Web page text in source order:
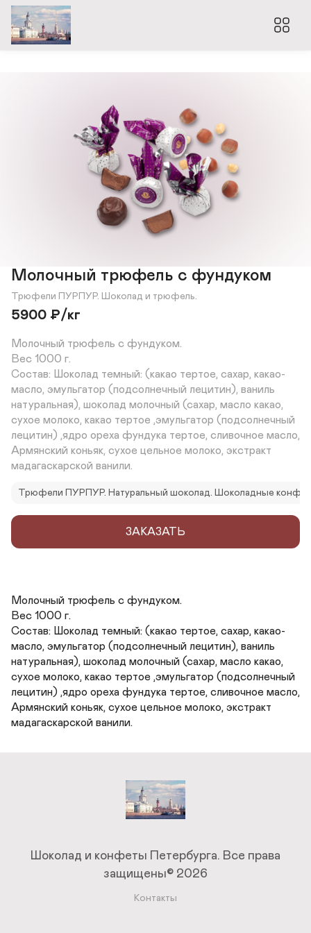
Молочный трюфель с фундуком
Трюфели ПУРПУР. Шоколад и трюфель.
5900 ₽/кг
Молочный трюфель с фундуком.
Вес 1000 г.
Состав: Шоколад темный: (какао тертое, сахар, какао-
масло, эмульгатор (подсолнечный лецитин), ваниль
натуральная), шоколад молочный (сахар, масло какао,
сухое молоко, какао тертое ,эмульгатор (подсолнечный
лецитин) ,ядро ореха фундука тертое, сливочное масло,
Армянский коньяк, сухое цельное молоко, экстракт
мадагаскарской ванили.
Трюфели ПУРПУР. Натуральный шоколад. Шоколадные
ЗАКАЗАТЬ
Молочный трюфель с фундуком.
Вес 1000 г.
Состав: Шоколад темный: (какао тертое, сахар, какао-
масло, эмульгатор (подсолнечный лецитин), ваниль
натуральная), шоколад молочный (сахар, масло какао,
сухое молоко, какао тертое ,эмульгатор (подсолнечный
лецитин) ,ядро ореха фундука тертое, сливочное масло,
Армянский коньяк, сухое цельное молоко, экстракт
мадагаскарской ванили.
Шоколад и конфеты Петербурга. Все права
защищены© 2026
Контакты